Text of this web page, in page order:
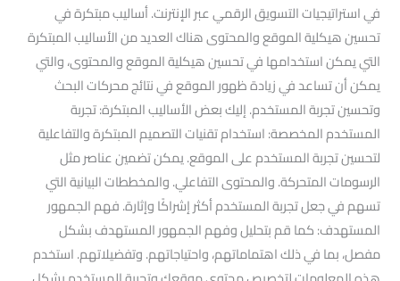
في استراتيجيات التسويق الرقمي عبر الإنترنت. أساليب مبتكرة في
تحسين هيكلية الموقع والمحتوى هناك العديد من الأساليب المبتكرة
التي يمكن استخدامها في تحسين هيكلية الموقع والمحتوى، والتي
يمكن أن تساعد في زيادة ظهور الموقع في نتائج محركات البحث
وتحسين تجربة المستخدم. إليك بعض الأساليب المبتكرة: تجربة
المستخدم المخصصة: استخدام تقنيات التصميم المبتكرة والتفاعلية
لتحسين تجربة المستخدم على الموقع. يمكن تضمين عناصر مثل
الرسومات المتحركة. والمحتوى التفاعلي. والمخططات البيانية التي
تسهم في جعل تجربة المستخدم أكثر إشراكًا وإثارة. فهم الجمهور
المستهدف: كما قم بتحليل وفهم الجمهور المستهدف بشكل
مفصل، بما في ذلك اهتماماتهم، واحتياجاتهم. وتفضيلاتهم. استخدم